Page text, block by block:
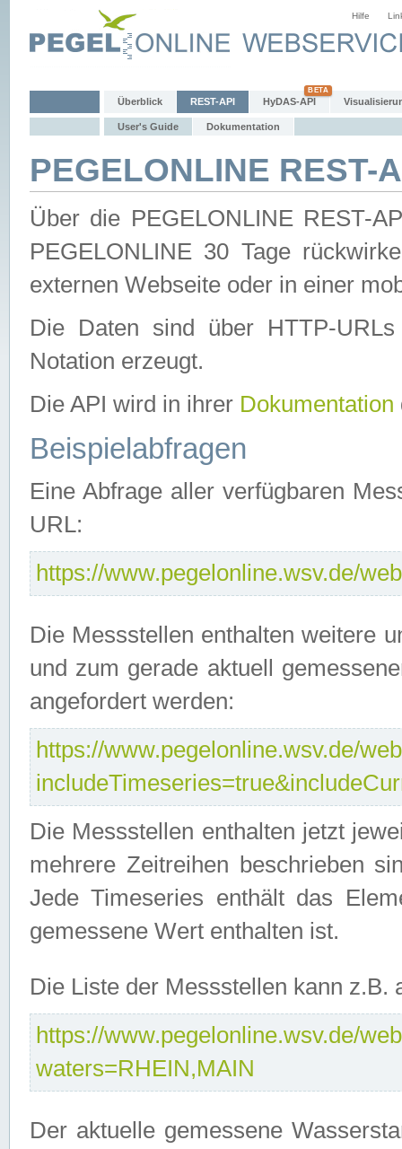
Hilfe
Überblick REST-API HyDAS-API
User's Guide Dokumentation
PEGELONLINE REST-
Über die PEGELONLINE REST-
PEGELONLINE 30 Tage
externen Webseite oder in einer
Die Daten sind über HTTP-
Notation erzeugt.
Die API wird in ihrer Dokumentation
Beispielabfragen
Eine Abfrage aller verfügbaren
URL:
https://www.pegelonline.wsv.de/
Die Messstellen enthalten weitere
und zum gerade aktuell
angefordert werden:
https://www.pegelonline.wsv.de/
Die Messstellen enthalten jetzt
mehrere Zeitreihen beschrieben
Jede Timeseries enthält das
gemessene Wert enthalten ist.
Die Liste der Messstellen kann
https://www.pegelonline.wsv.de/
waters=RHEIN,MAIN
Der aktuelle gemessene